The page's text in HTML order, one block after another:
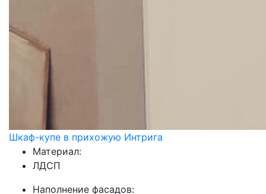
Шкаф-купе в прихожую Интрига
Материал:
ЛДСП
Наполнение фасадов: